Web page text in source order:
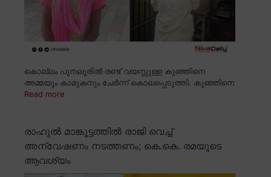
കൊല്ലം പുനലൂരിൽ രണ്ട് വയസ്സുള്ള കുഞ്ഞിനെ
അമ്മയും കാമുകനും ചേർന്ന് കൊലപ്പെടുത്തി. കുഞ്ഞിനെ
Read more
രാഹുൽ മാങ്കൂട്ടത്തിൽ രാജി വെച്ച്
അന്വേഷണം നടത്തണം; കെ.കെ. രമയുടെ
ആവശ്യം